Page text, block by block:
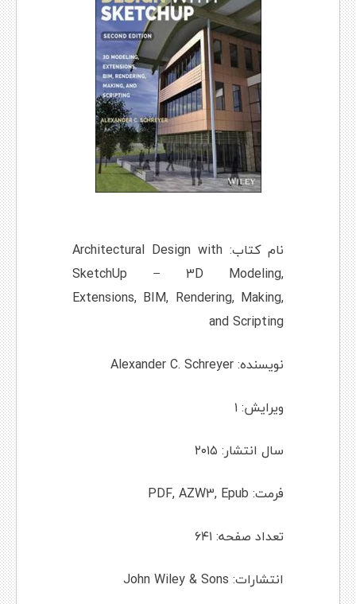
نام کتاب: Architectural Design with
SketchUp – 3D Modeling,
Extensions, BIM, Rendering, Making,
and Scripting
نویسنده: Alexander C. Schreyer
ویرایش: ۱
سال انتشار: ۲۰۱۵
فرمت: PDF, AZW3, Epub
تعداد صفحه: ۶۴۱
انتشارات: John Wiley & Sons